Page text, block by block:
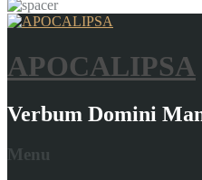
APOCALIPSA
Verbum Domini
Menu